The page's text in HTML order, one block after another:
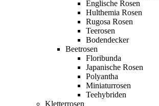
Englische Rosen
Hulthemia Rosen
Rugosa Rosen
Teerosen
Bodendecker
Beetrosen
Floribunda
Japanische Rosen
Polyantha
Miniaturrosen
Teehybriden
Kletterrosen